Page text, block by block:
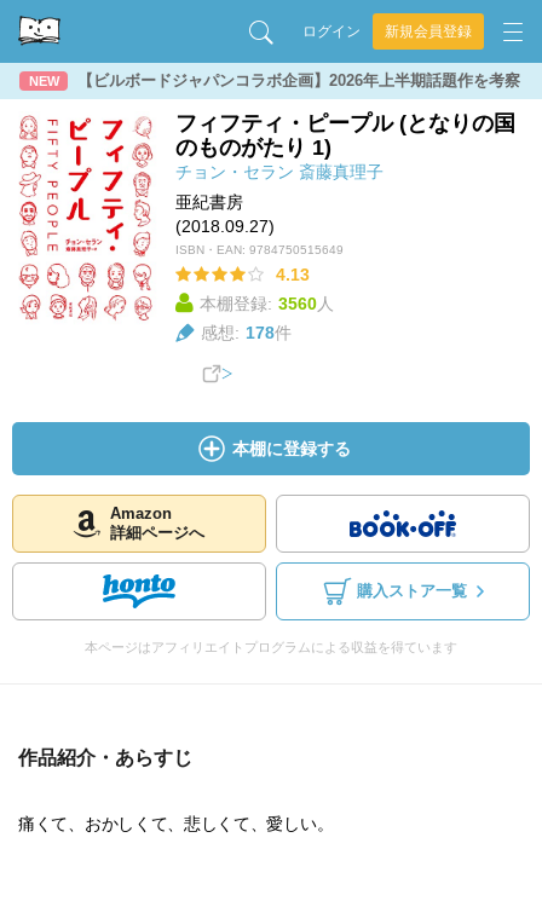
ログイン 新規会員登録
NEW 【ビルボードジャパンコラボ企画】2026年上半期話題作を考察
フィフティ・ピープル (となりの国
のものがたり 1)
チョン・セラン 斎藤真理子
亜紀書房
(2018.09.27)
ISBN・EAN: 9784750515649
4.13
本棚登録: 3560人
感想: 178件
本棚に登録する
Amazon
詳細ページへ
購入ストア一覧
本ページはアフィリエイトプログラムによる収益を得ています
作品紹介・あらすじ
痛くて、おかしくて、悲しくて、愛しい。